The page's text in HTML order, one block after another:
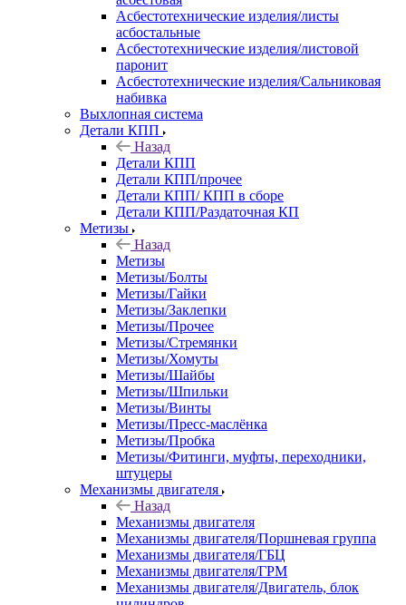
Асбестотехнические изделия/листы
асбостальные
Асбестотехнические изделия/листовой
паронит
Асбестотехнические изделия/Сальниковая
набивка
Выхлопная система
Детали КПП
Назад
Детали КПП
Детали КПП/прочее
Детали КПП/ КПП в сборе
Детали КПП/Раздаточная КП
Метизы
Назад
Метизы
Метизы/Болты
Метизы/Гайки
Метизы/Заклепки
Метизы/Прочее
Метизы/Стремянки
Метизы/Хомуты
Метизы/Шайбы
Метизы/Шпильки
Метизы/Винты
Метизы/Пресс-маслёнка
Метизы/Пробка
Метизы/Фитинги, муфты, переходники,
штуцеры
Механизмы двигателя
Назад
Механизмы двигателя
Механизмы двигателя/Поршневая группа
Механизмы двигателя/ГБЦ
Механизмы двигателя/ГРМ
Механизмы двигателя/Двигатель, блок